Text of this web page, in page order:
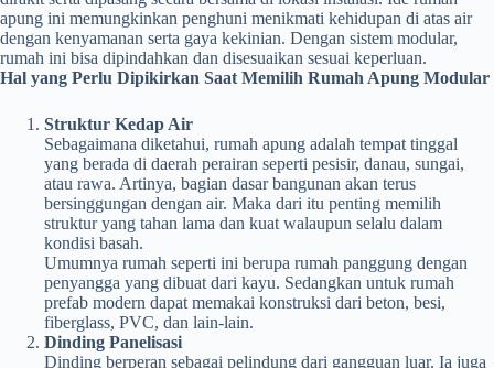
apung ini memungkinkan penghuni menikmati kehidupan di atas air
dengan kenyamanan serta gaya kekinian. Dengan sistem modular,
rumah ini bisa dipindahkan dan disesuaikan sesuai keperluan.
Hal yang Perlu Dipikirkan Saat Memilih Rumah Apung Modular
Struktur Kedap Air
Sebagaimana diketahui, rumah apung adalah tempat tinggal
yang berada di daerah perairan seperti pesisir, danau, sungai,
atau rawa. Artinya, bagian dasar bangunan akan terus
bersinggungan dengan air. Maka dari itu penting memilih
struktur yang tahan lama dan kuat walaupun selalu dalam
kondisi basah.
Umumnya rumah seperti ini berupa rumah panggung dengan
penyangga yang dibuat dari kayu. Sedangkan untuk rumah
prefab modern dapat memakai konstruksi dari beton, besi,
fiberglass, PVC, dan lain-lain.
Dinding Panelisasi
Dinding berperan sebagai pelindung dari gangguan luar. Ia juga